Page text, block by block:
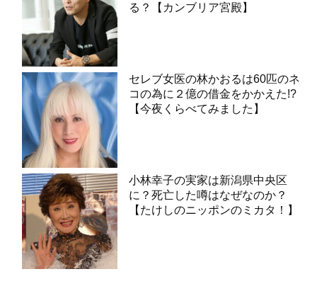
る？【カンブリア宮殿】
セレブ女医の林かおるは60匹のネ
コの為に２億の借金をかかえた!?
【今夜くらべてみました】
小林幸子の実家は新潟県中央区
に？死亡した噂はなぜなのか？
【たけしのニッポンのミカタ！】